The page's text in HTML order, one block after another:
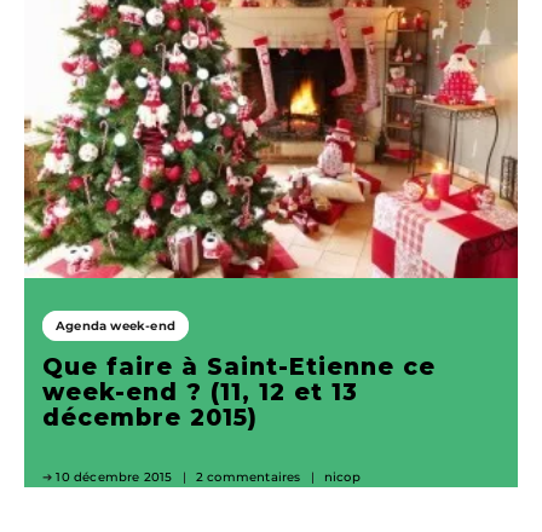
Agenda week-end
Que faire à Saint-Etienne ce
week-end ? (11, 12 et 13
décembre 2015)
10 décembre 2015 2 commentaires nicop